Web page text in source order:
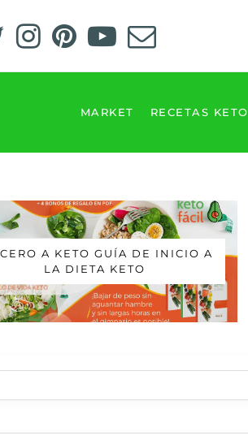
MARKET RECETAS KETO
A KETO GUÍA DE INICIO A
LA DIETA KETO